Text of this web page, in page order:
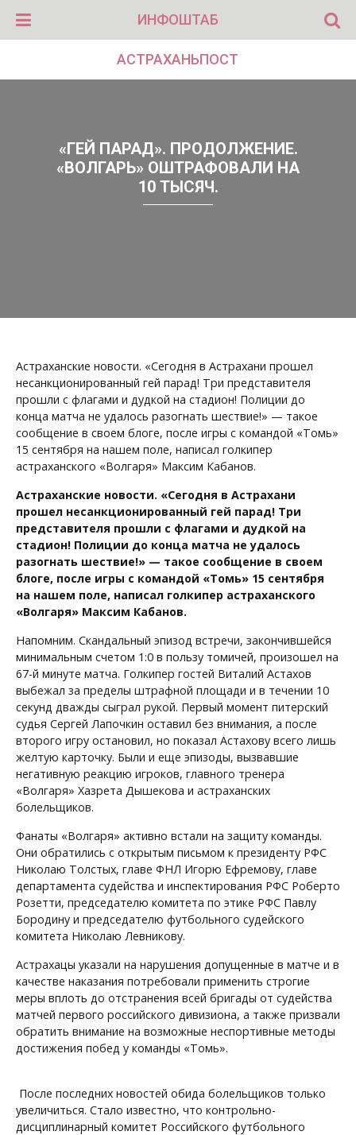
ИНФОШТАБ
АСТРАХАНЬПОСТ
«ГЕЙ ПАРАД». ПРОДОЛЖЕНИЕ.
«ВОЛГАРЬ» ОШТРАФОВАЛИ НА
10 ТЫСЯЧ.
Астраханские новости. «Сегодня в Астрахани прошел
несанкционированный гей парад! Три представителя
прошли с флагами и дудкой на стадион! Полиции до
конца матча не удалось разогнать шествие!» — такое
сообщение в своем блоге, после игры с командой «Томь»
15 сентября на нашем поле, написал голкипер
астраханского «Волгаря» Максим Кабанов.
Астраханские новости. «Сегодня в Астрахани
прошел несанкционированный гей парад! Три
представителя прошли с флагами и дудкой на
стадион! Полиции до конца матча не удалось
разогнать шествие!» — такое сообщение в своем
блоге, после игры с командой «Томь» 15 сентября
на нашем поле, написал голкипер астраханского
«Волгаря» Максим Кабанов.
Напомним. Скандальный эпизод встречи, закончившейся
минимальным счетом 1:0 в пользу томичей, произошел на
67-й минуте матча. Голкипер гостей Виталий Астахов
выбежал за пределы штрафной площади и в течении 10
секунд дважды сыграл рукой. Первый момент питерский
судья Сергей Лапочкин оставил без внимания, а после
второго игру остановил, но показал Астахову всего лишь
желтую карточку. Были и еще эпизоды, вызвавшие
негативную реакцию игроков, главного тренера
«Волгаря» Хазрета Дышекова и астраханских
болельщиков.
Фанаты «Волгаря» активно встали на защиту команды.
Они обратились с открытым письмом к президенту РФС
Николаю Толстых, главе ФНЛ Игорю Ефремову, главе
департамента судейства и инспектирования РФС Роберто
Розетти, председателю комитета по этике РФС Павлу
Бородину и председателю футбольного судейского
комитета Николаю Левникову.
Астрахацы указали на нарушения допущенные в матче и в
качестве наказания потребовали применить строгие
меры вплоть до отстранения всей бригады от судейства
матчей первого российского дивизиона, а также призвали
обратить внимание на возможные неспортивные методы
достижения побед у команды «Томь».
После последних новостей обида болельщиков только
увеличиться. Стало известно, что контрольно-
дисциплинарный комитет Российского футбольного